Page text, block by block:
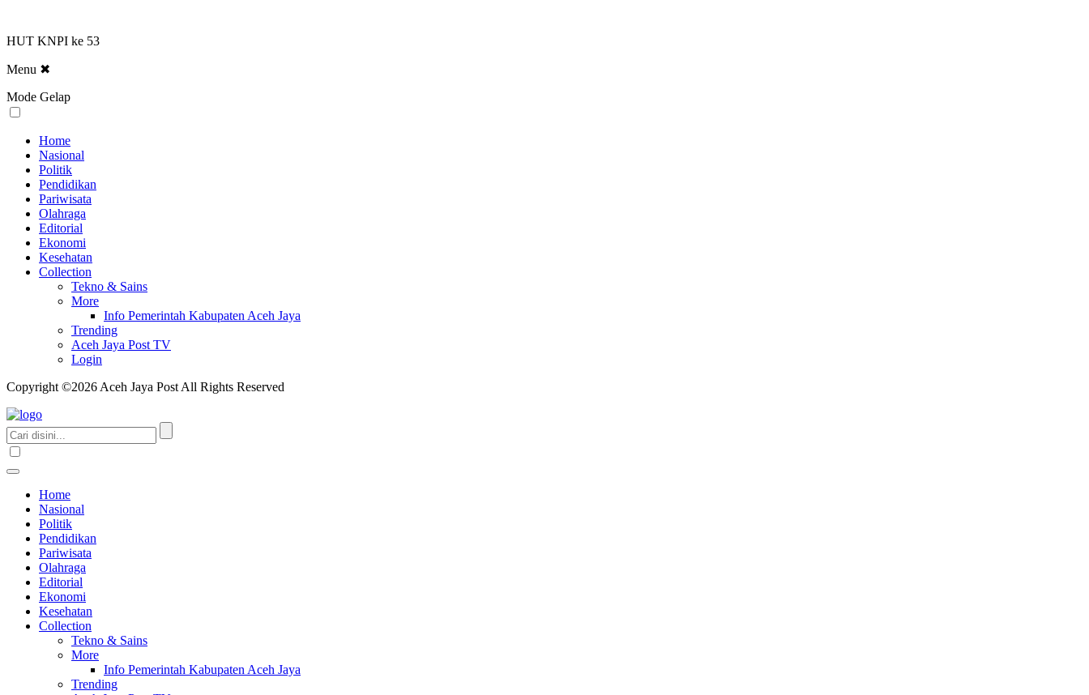
HUT KNPI ke 53
Menu ✖
Mode Gelap
Home
Nasional
Politik
Pendidikan
Pariwisata
Olahraga
Editorial
Ekonomi
Kesehatan
Collection
Tekno & Sains
More
Info Pemerintah Kabupaten Aceh Jaya
Trending
Aceh Jaya Post TV
Login
Copyright ©2026 Aceh Jaya Post All Rights Reserved
Home
Nasional
Politik
Pendidikan
Pariwisata
Olahraga
Editorial
Ekonomi
Kesehatan
Collection
Tekno & Sains
More
Info Pemerintah Kabupaten Aceh Jaya
Trending